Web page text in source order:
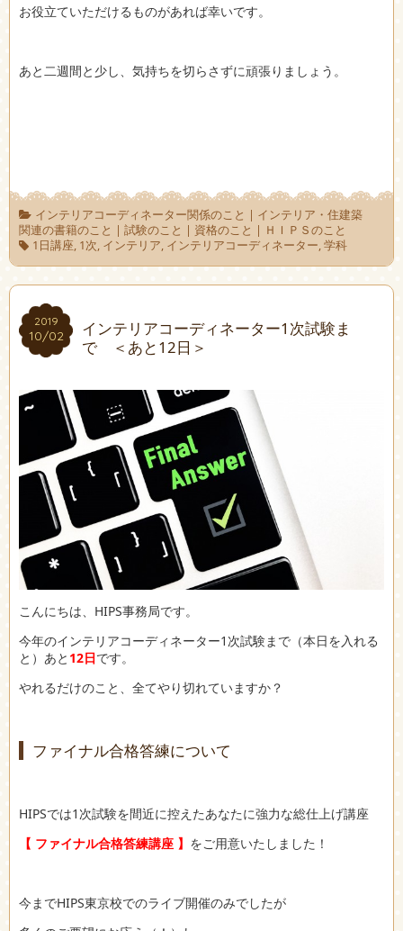
お役立ていただけるものがあれば幸いです。
あと二週間と少し、気持ちを切らさずに頑張りましょう。
インテリアコーディネーター関係のこと | インテリア・住建築
関連の書籍のこと | 試験のこと | 資格のこと | ＨＩＰＳのこと
1日講座, 1次, インテリア, インテリアコーディネーター,学科
2019
10/02
2019
10/02
インテリアコーディネーター1次試験ま
で ＜あと12日＞
こんにちは、HIPS事務局です。
今年のインテリアコーディネーター1次試験まで（本日を入れる
と）あと 12日です。
やれるだけのこと、全てやり切れていますか？
ファイナル合格答練について
HIPSでは1次試験を間近に控えたあなたに強力な総仕上げ講座
【 ファイナル合格答練講座 】 をご用意いたしました！
今までHIPS東京校でのライブ開催のみでしたが